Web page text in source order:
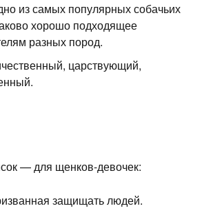
из самых популярных собачьих
хорошо подходящее
разных пород.
царствующий,
— для щенков-девочек:
защищать людей.